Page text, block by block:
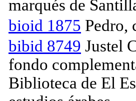
marqués de
bioid 1875 Pedro,
bibid 8749 Justel
fondo
Biblioteca de El